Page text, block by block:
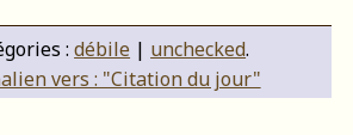
:débile | unchecked.
vers : "Citation du jour"